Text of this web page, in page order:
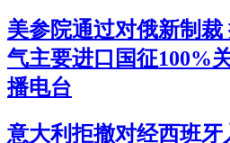
美参院通过对俄新制裁
气主要进口国征100%
播电台
意大利拒撤对经西班